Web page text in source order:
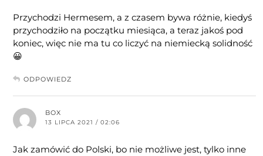
Przychodzi Hermesem, a z czasem bywa różnie, kiedyś
przychodziło na początku miesiąca, a teraz jakoś pod
koniec, więc nie ma tu co liczyć na niemiecką solidność
😀
ODPOWIEDZ
BOX
13 LIPCA 2021 / 02:06
Jak zamówić do Polski, bo nie możliwe jest, tylko inne